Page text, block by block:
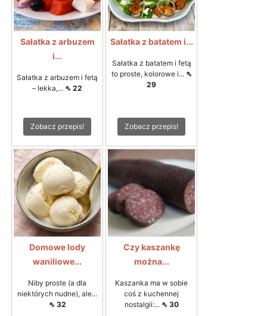
Sałatka z arbuzem
i...
Sałatka z arbuzem i fetą
– lekka,... ⇖ 22
Zobacz przepis!
Sałatka z batatem i...
Sałatka z batatem i fetą
to proste, kolorowe i... ⇖
29
Zobacz przepis!
Domowe lody
waniliowe...
Niby proste (a dla
niektórych nudne), ale...
⇖ 32
Czy kaszankę
można...
Kaszanka ma w sobie
coś z kuchennej
nostalgii:... ⇖ 30